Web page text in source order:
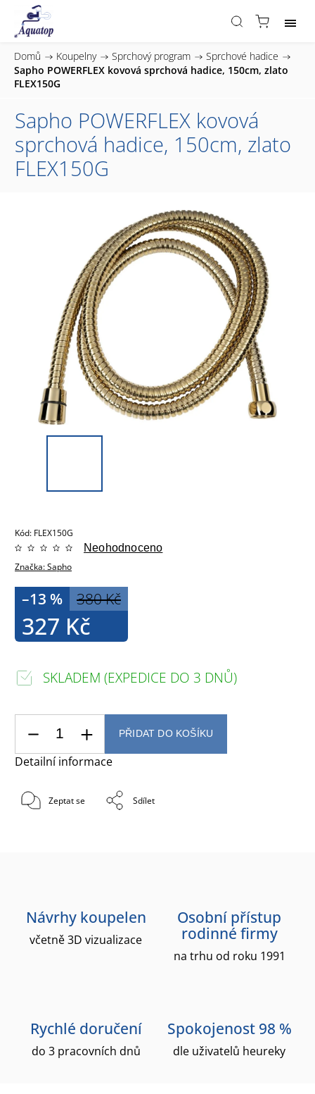
Domů / Koupelny / Sprchový program / Sprchové hadice /
Sapho POWERFLEX kovová sprchová hadice, 150cm, zlato
FLEX150G
Sapho POWERFLEX kovová
sprchová hadice, 150cm, zlato
FLEX150G
Kód: FLEX150G
Značka:Sapho
Neohodnoceno
380 Kč
–13 %
327 Kč
SKLADEM (EXPEDICE DO 3 DNŮ)
PŘIDAT DO KOŠÍKU
Detailní informace
Zeptat se Sdílet
Návrhy koupelen
včetně 3D vizualizace
Osobní přístup
rodinné firmy
na trhu od roku 1991
Rychlé doručení
do 3 pracovních dnů
Spokojenost 98 %
dle uživatelů heureky